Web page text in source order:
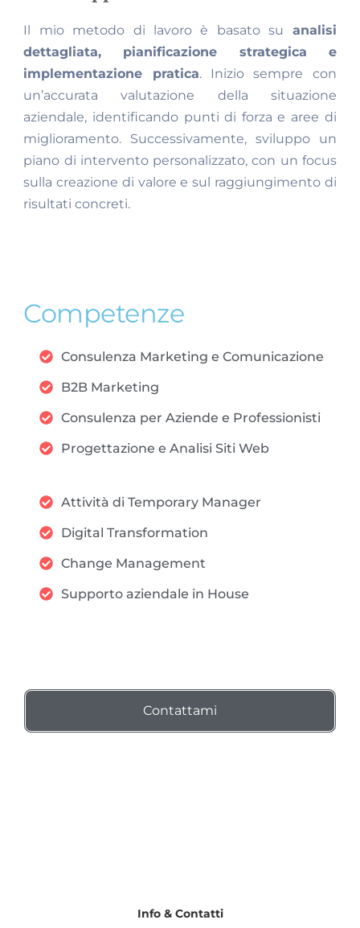
Il mio metodo di lavoro è basato su analisi
dettagliata, pianificazione strategica e
implementazione pratica. Inizio sempre con
un’accurata valutazione della situazione
aziendale, identificando punti di forza e aree di
miglioramento. Successivamente, sviluppo un
piano di intervento personalizzato, con un focus
sulla creazione di valore e sul raggiungimento di
risultati concreti.
Competenze
Consulenza Marketing e Comunicazione
B2B Marketing
Consulenza per Aziende e Professionisti
Progettazione e Analisi Siti Web
Attività di Temporary Manager
Digital Transformation
Change Management
Supporto aziendale in House
Contattami
Info & Contatti